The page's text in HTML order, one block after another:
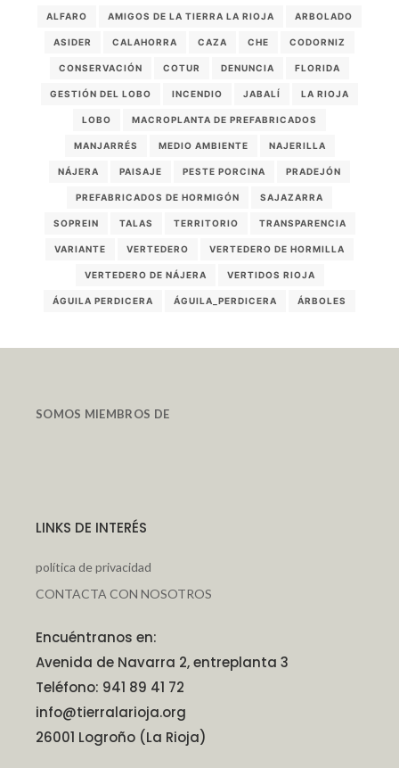
ALFARO AMIGOS DE LA TIERRA LA RIOJA ARBOLADO
ASIDER CALAHORRA CAZA CHE CODORNIZ
CONSERVACIÓN COTUR DENUNCIA FLORIDA
GESTIÓN DEL LOBO INCENDIO JABALÍ LA RIOJA
LOBO MACROPLANTA DE PREFABRICADOS
MANJARRÉS MEDIO AMBIENTE NAJERILLA
NÁJERA PAISAJE PESTE PORCINA PRADEJÓN
PREFABRICADOS DE HORMIGÓN SAJAZARRA
SOPREIN TALAS TERRITORIO TRANSPARENCIA
VARIANTE VERTEDERO VERTEDERO DE HORMILLA
VERTEDERO DE NÁJERA VERTIDOS RIOJA
ÁGUILA PERDICERA ÁGUILA_PERDICERA ÁRBOLES
SOMOS MIEMBROS DE
LINKS DE INTERÉS
política de privacidad
CONTACTA CON NOSOTROS
Encuéntranos en:
Avenida de Navarra 2, entreplanta 3
Teléfono: 941 89 41 72
info@tierralarioja.org
26001 Logroño (La Rioja)